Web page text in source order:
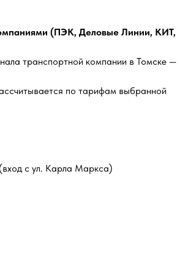
(ПЭК, Деловые Линии, КИТ,
транспортной компании в Томске —
по тарифам выбранной
с ул. Карла Маркса)